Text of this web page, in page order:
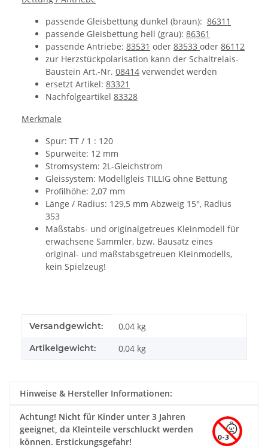
passende Gleisbettung dunkel (braun): 86311
passende Gleisbettung hell (grau): 86361
passende Antriebe: 83531 oder 83533 oder 86112
zur Herzstückpolarisation kann der Schaltrelais-
Baustein Art.-Nr. 08414 verwendet werden
ersetzt Artikel: 83321
Nachfolgeartikel 83328
Merkmale
Spur: TT / 1 : 120
Spurweite: 12 mm
Stromsystem: 2L-Gleichstrom
Gleissystem: Modellgleis TILLIG ohne Bettung
Profilhöhe: 2,07 mm
Länge / Radius: 129,5 mm Abzweig 15°, Radius
353
Maßstabs- und originalgetreues Kleinmodell für
erwachsene Sammler, bzw. Bausatz eines
original- und maßstabsgetreuen Kleinmodells,
kein Spielzeug!
Produkteigenschaft
Wert
Versandgewicht: 0,04 kg
Artikelgewicht: 0,04 kg
Hinweise & Hersteller Informationen:
Achtung! Nicht für Kinder unter 3 Jahren
geeignet, da Kleinteile verschluckt werden
können. Erstickungsgefahr!